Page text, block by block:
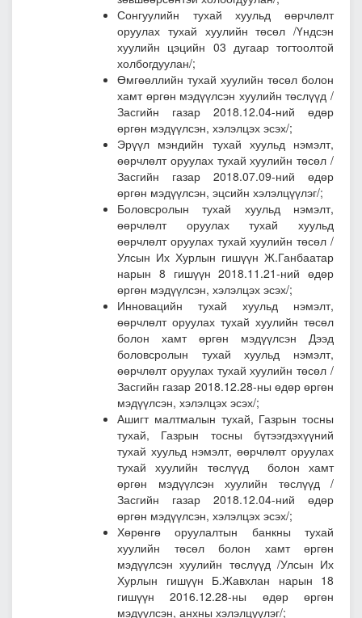
Сонгуулийн тухай хуульд өөрчлөлт
оруулах тухай хуулийн төсөл /Үндсэн
хуулийн цэцийн 03 дугаар тогтоолтой
холбогдуулан/;
Өмгөөллийн тухай хуулийн төсөл болон
хамт өргөн мэдүүлсэн хуулийн төслүүд /
Засгийн газар 2018.12.04-ний өдөр
өргөн мэдүүлсэн, хэлэлцэх эсэх/;
Эрүүл мэндийн тухай хуульд нэмэлт,
өөрчлөлт оруулах тухай хуулийн төсөл /
Засгийн газар 2018.07.09-ний өдөр
өргөн мэдүүлсэн, эцсийн хэлэлцүүлэг/;
Боловсролын тухай хуульд нэмэлт,
өөрчлөлт оруулах тухай хуульд
өөрчлөлт оруулах тухай хуулийн төсөл /
Улсын Их Хурлын гишүүн Ж.Ганбаатар
нарын 8 гишүүн 2018.11.21-ний өдөр
өргөн мэдүүлсэн, хэлэлцэх эсэх/;
Инновацийн тухай хуульд нэмэлт,
өөрчлөлт оруулах тухай хуулийн төсөл
болон хамт өргөн мэдүүлсэн Дээд
боловсролын тухай хуульд нэмэлт,
өөрчлөлт оруулах тухай хуулийн төсөл /
Засгийн газар 2018.12.28-ны өдөр өргөн
мэдүүлсэн, хэлэлцэх эсэх/;
Ашигт малтмалын тухай, Газрын тосны
тухай, Газрын тосны бүтээгдэхүүний
тухай хуульд нэмэлт, өөрчлөлт оруулах
тухай хуулийн төслүүд болон хамт
өргөн мэдүүлсэн хуулийн төслүүд/
Засгийн газар 2018.12.04-ний өдөр
өргөн мэдүүлсэн, хэлэлцэх эсэх/;
Хөрөнгө оруулалтын банкны тухай
хуулийн төсөл болон хамт өргөн
мэдүүлсэн хуулийн төслүүд/Улсын Их
Хурлын гишүүн Б.Жавхлан нарын 18
гишүүн 2016.12.28-ны өдөр өргөн
мэдүүлсэн, анхны хэлэлцүүлэг/;